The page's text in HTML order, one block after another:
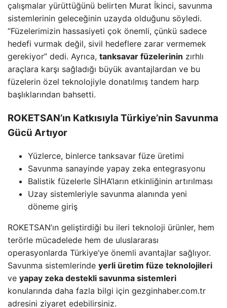
çalışmalar yürüttüğünü belirten Murat İkinci, savunma
sistemlerinin geleceğinin uzayda olduğunu söyledi.
“Füzelerimizin hassasiyeti çok önemli, çünkü sadece
hedefi vurmak değil, sivil hedeflere zarar vermemek
gerekiyor” dedi. Ayrıca, tanksavar füzelerinin zırhlı
araçlara karşı sağladığı büyük avantajlardan ve bu
füzelerin özel teknolojiyle donatılmış tandem harp
başlıklarından bahsetti.
ROKETSAN’ın Katkısıyla Türkiye’nin Savunma
Gücü Artıyor
Yüzlerce, binlerce tanksavar füze üretimi
Savunma sanayinde yapay zeka entegrasyonu
Balistik füzelerle SİHA’ların etkinliğinin artırılması
Uzay sistemleriyle savunma alanında yeni
döneme giriş
ROKETSAN’ın geliştirdiği bu ileri teknoloji ürünler, hem
terörle mücadelede hem de uluslararası
operasyonlarda Türkiye’ye önemli avantajlar sağlıyor.
Savunma sistemlerinde yerli üretim füze teknolojileri
ve yapay zeka destekli savunma sistemleri
konularında daha fazla bilgi için gezginhaber.com.tr
adresini ziyaret edebilirsiniz.